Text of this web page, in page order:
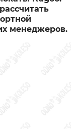
менеджеров.